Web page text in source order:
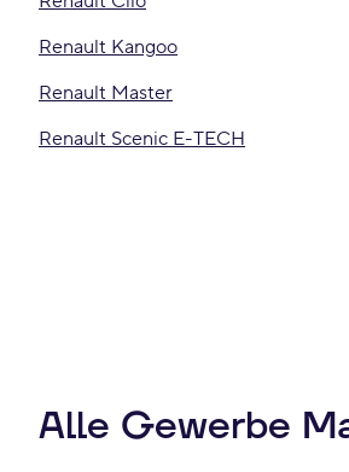
Renault Kangoo
Renault Master
Renault Scenic E-TECH
Alle Gewerbe